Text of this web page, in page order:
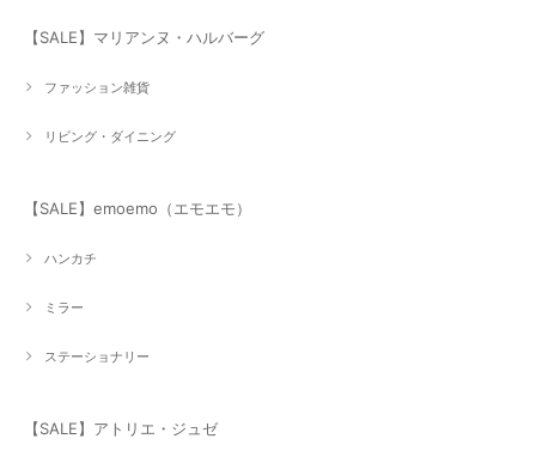
【SALE】マリアンヌ・ハルバーグ
ファッション雑貨
リビング・ダイニング
【SALE】emoemo（エモエモ）
ハンカチ
ミラー
ステーショナリー
【SALE】アトリエ・ジュゼ